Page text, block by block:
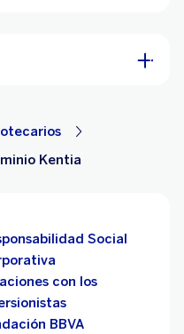
Kentia
Social
con los
BBVA